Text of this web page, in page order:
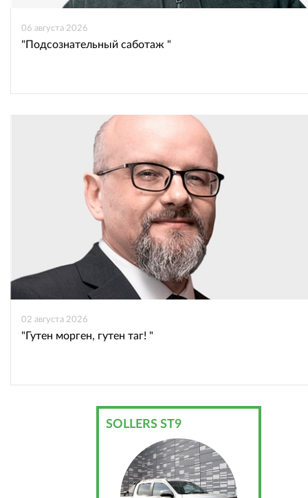
06 августа 2026
"Подсознательный саботаж "
02 августа 2026
"Гутен морген, гутен таг! "
SOLLERS ST9